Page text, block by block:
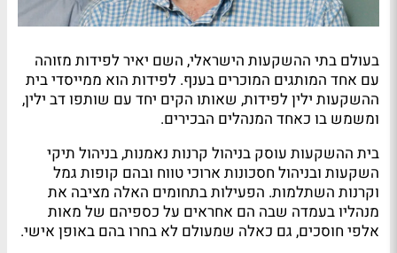
בעולם בתי ההשקעות הישראלי, השם יאיר לפידות מזוהה
עם אחד המותגים המוכרים בענף. לפידות הוא ממייסדי בית
ההשקעות ילין לפידות, שאותו הקים יחד עם שותפו דב ילין,
ומשמש בו כאחד המנהלים הבכירים.
בית ההשקעות עוסק בניהול קרנות נאמנות, בניהול תיקי
השקעות ובניהול חסכונות ארוכי טווח ובהם קופות גמל
וקרנות השתלמות. הפעילות בתחומים האלה מציבה את
מנהליו בעמדה שבה הם אחראים על כספיהם של מאות
אלפי חוסכים, גם כאלה שמעולם לא בחרו בהם באופן אישי.